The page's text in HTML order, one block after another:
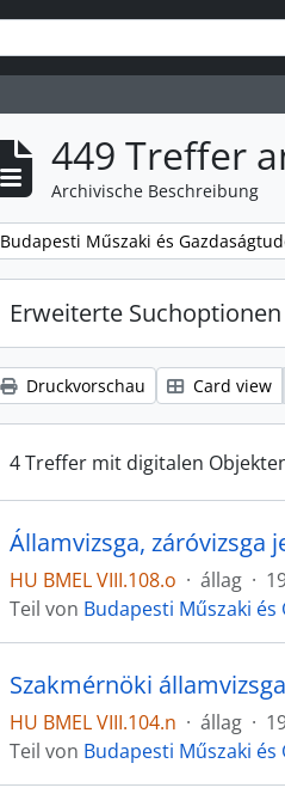
449 Treffer
Archivische Beschreibung
Remove filter:
Budapesti Műszaki és
Erweiterte Suchoptionen
Druckvorschau Card view
4 Treffer mit digitalen
Államvizsga, záróvizsga
HU BMEL VIII.108.o · állag ·
Teil von Budapesti Műszaki
Szakmérnöki
HU BMEL VIII.104.n · állag ·
Teil von Budapesti Műszaki